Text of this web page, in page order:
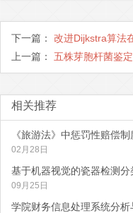
下一篇： 改进Dijkstra算法
上一篇： 五株芽胞杆菌鉴定
相关推荐
《旅游法》中惩罚性赔偿
02月28日
基于机器视觉的瓷器检测
09月25日
学院财务信息处理系统分析